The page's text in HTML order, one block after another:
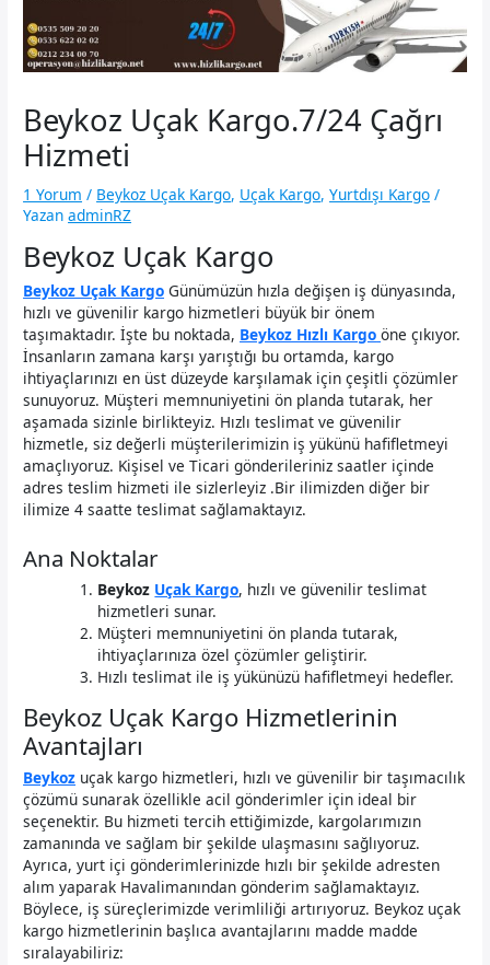
Beykoz Uçak Kargo.7/24 Çağrı
Hizmeti
1 Yorum / Beykoz Uçak Kargo, Uçak Kargo,Yurtdışı Kargo /
Yazan adminRZ
Beykoz Uçak Kargo
Beykoz Uçak Kargo Günümüzün hızla değişen iş dünyasında,
hızlı ve güvenilir kargo hizmetleri büyük bir önem
taşımaktadır. İşte bu noktada, Beykoz Hızlı Kargo öne çıkıyor.
İnsanların zamana karşı yarıştığı bu ortamda, kargo
ihtiyaçlarınızı en üst düzeyde karşılamak için çeşitli çözümler
sunuyoruz. Müşteri memnuniyetini ön planda tutarak, her
aşamada sizinle birlikteyiz. Hızlı teslimat ve güvenilir
hizmetle, siz değerli müşterilerimizin iş yükünü hafifletmeyi
amaçlıyoruz. Kişisel ve Ticari gönderileriniz saatler içinde
adres teslim hizmeti ile sizlerleyiz .Bir ilimizden diğer bir
ilimize 4 saatte teslimat sağlamaktayız.
Ana Noktalar
Beykoz Uçak Kargo, hızlı ve güvenilir teslimat
hizmetleri sunar.
Müşteri memnuniyetini ön planda tutarak,
ihtiyaçlarınıza özel çözümler geliştirir.
Hızlı teslimat ile iş yükünüzü hafifletmeyi hedefler.
Beykoz Uçak Kargo Hizmetlerinin
Avantajları
Beykoz uçak kargo hizmetleri, hızlı ve güvenilir bir taşımacılık
çözümü sunarak özellikle acil gönderimler için ideal bir
seçenektir. Bu hizmeti tercih ettiğimizde, kargolarımızın
zamanında ve sağlam bir şekilde ulaşmasını sağlıyoruz.
Ayrıca, yurt içi gönderimlerinizde hızlı bir şekilde adresten
alım yaparak Havalimanından gönderim sağlamaktayız.
Böylece, iş süreçlerimizde verimliliği artırıyoruz. Beykoz uçak
kargo hizmetlerinin başlıca avantajlarını madde madde
sıralayabiliriz: